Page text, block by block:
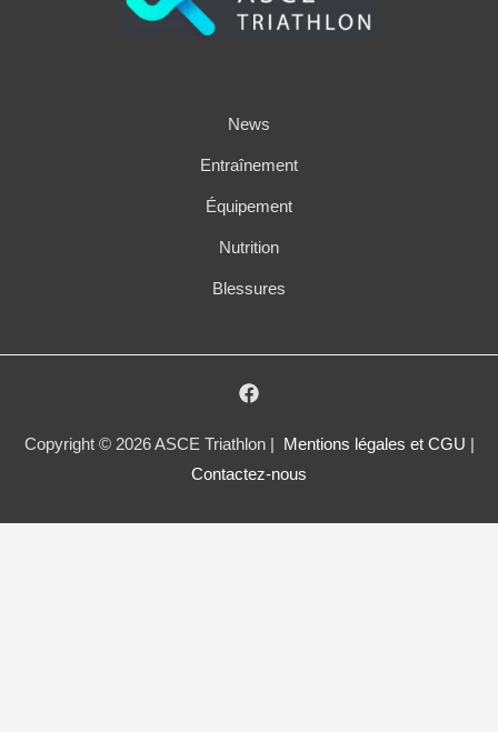
News
Entraînement
Équipement
Nutrition
Blessures
Copyright © 2026 ASCE Triathlon | Mentions légales et CGU |
Contactez-nous